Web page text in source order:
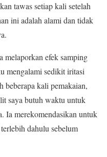
tawas setiap kali setelah
ini adalah alami dan tidak
melaporkan efek samping
mengalami sedikit iritasi
beberapa kali pemakaian,
saya butuh waktu untuk
Ia merekomendasikan untuk
dahulu sebelum